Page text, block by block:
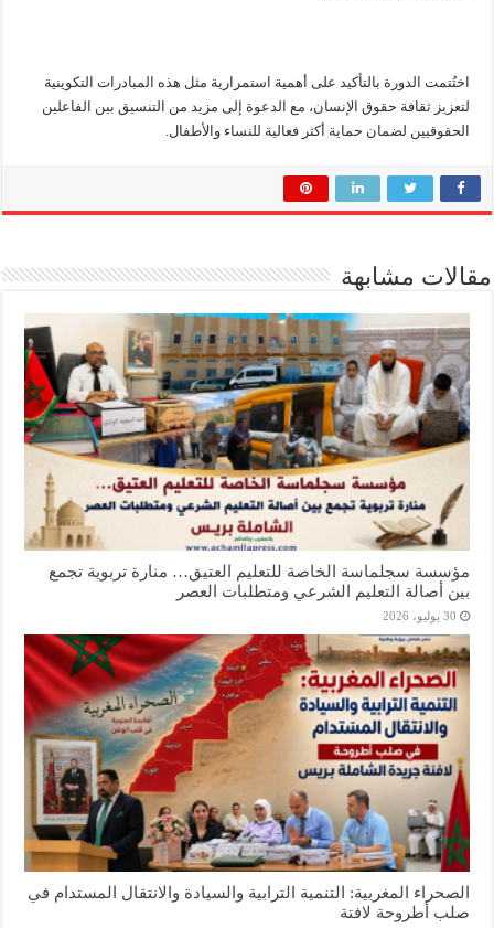
اختُتمت الدورة بالتأكيد على أهمية استمرارية مثل هذه المبادرات التكوينية
لتعزيز ثقافة حقوق الإنسان، مع الدعوة إلى مزيد من التنسيق بين الفاعلين
الحقوقيين لضمان حماية أكثر فعالية للنساء والأطفال.
مقالات مشابهة
مؤسسة سجلماسة الخاصة للتعليم العتيق… منارة تربوية تجمع
بين أصالة التعليم الشرعي ومتطلبات العصر
30 يوليو، 2026
الصحراء المغربية: التنمية الترابية والسيادة والانتقال المستدام في
صلب أطروحة لافتة